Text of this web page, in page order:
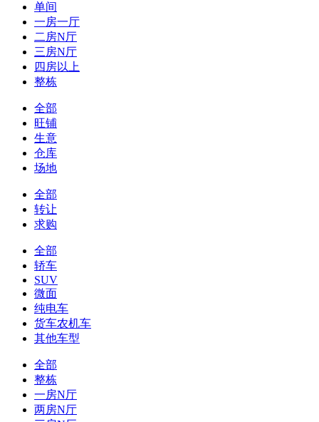
单间
一房一厅
二房N厅
三房N厅
四房以上
整栋
全部
旺铺
生意
仓库
场地
全部
转让
求购
全部
轿车
SUV
微面
纯电车
货车农机车
其他车型
全部
整栋
一房N厅
两房N厅